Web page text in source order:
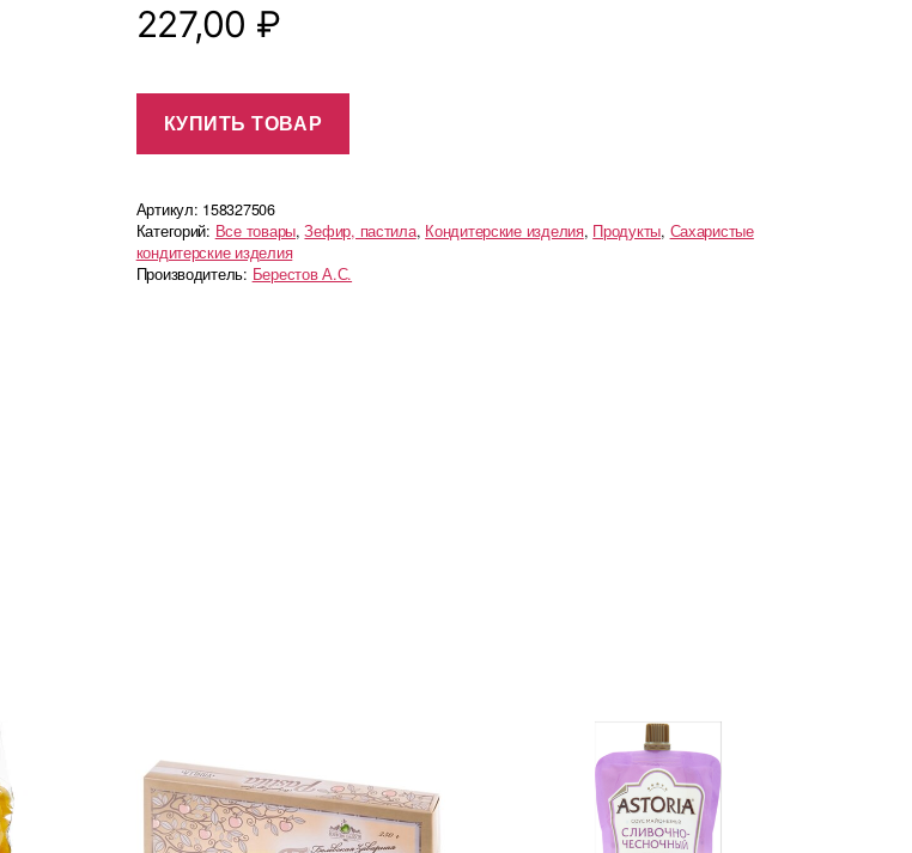
227,00 ₽
КУПИТЬ ТОВАР
Артикул: 158327506
Категорий: Все товары,Зефир, пастила, Кондитерские изделия, Продукты, Сахаристые
кондитерские изделия
Производитель: Берестов А.С.